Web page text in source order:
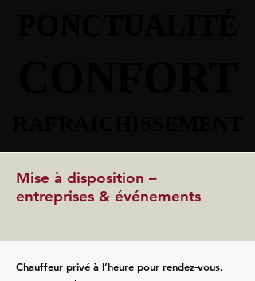
Mise à disposition –
entreprises & événements
Chauffeur privé à l’heure pour rendez‑vous,